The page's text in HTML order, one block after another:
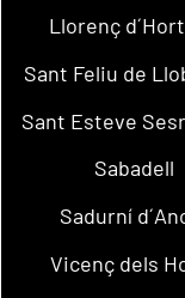
Llorenç
Sant Feliu de
Sant Esteve
Sabadell
Sadurní
Vicenç dels